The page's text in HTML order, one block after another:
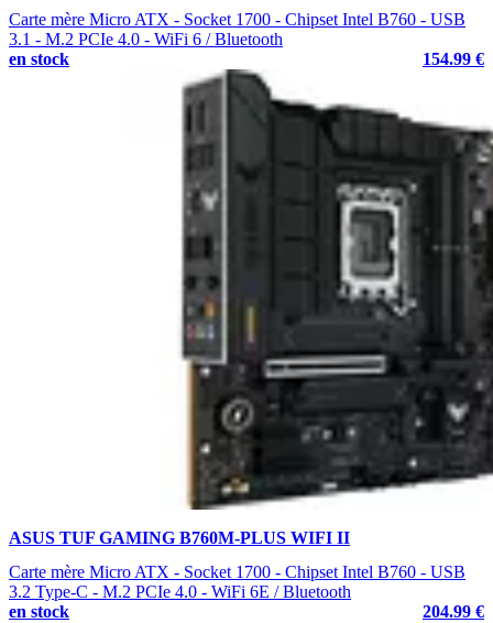
Carte mère Micro ATX - Socket 1700 - Chipset Intel B760 - USB
3.1 - M.2 PCIe 4.0 - WiFi 6 / Bluetooth
en stock
154.99 €
ASUS TUF GAMING B760M-PLUS WIFI II
Carte mère Micro ATX - Socket 1700 - Chipset Intel B760 - USB
3.2 Type-C - M.2 PCIe 4.0 - WiFi 6E / Bluetooth
en stock
204.99 €